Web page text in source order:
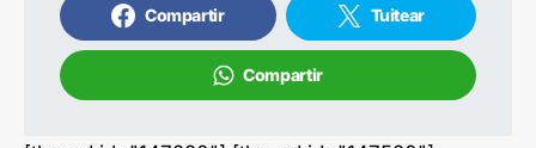
Compartir Tuitear
Compartir